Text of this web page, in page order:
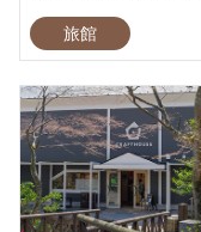
旅館